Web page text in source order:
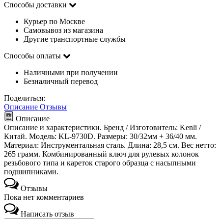
Способы доставки
Курьер по Москве
Самовывоз из магазина
Другие транспортные службы
Способы оплаты
Наличными при получении
Безналичный перевод
Поделиться:
Описание Отзывы
Описание
Описание и характеристики. Бренд / Изготовитель: Kenli /
Китай. Модель: KL-9730D. Размеры: 30/32мм + 36/40 мм.
Материал: Инструментальная сталь. Длина: 28,5 см. Вес нетто:
265 грамм. Комбинированный ключ для рулевых колонок
резьбового типа и кареток старого образца с насыпными
подшипниками.
Отзывы
Пока нет комментариев
Написать отзыв